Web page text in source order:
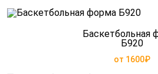
Баскетбольная
Б920
от 1600₽